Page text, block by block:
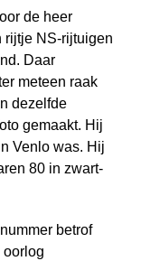
de heer
rijtje NS-rijtuigen
Daar
meteen raak
dezelfde
gemaakt. Hij
Venlo was. Hij
80 in zwart-
betrof
oorlog